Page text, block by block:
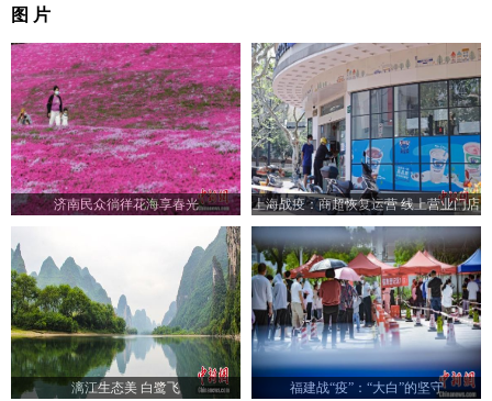
图 片
济南民众徜徉花海享春光
上海战疫：商超恢复运营 线上营业门店
增加
漓江生态美 白鹭飞 福建战“疫”：“大白”的坚守